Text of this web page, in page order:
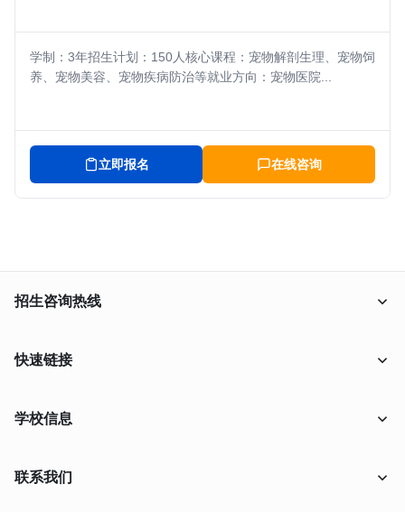
学制：3年招生计划：150人核心课程：宠物解剖生理、宠物饲
养、宠物美容、宠物疾病防治等就业方向：宠物医院...
立即报名 在线咨询
招生咨询热线
18638009556
快速链接
学校信息
联系我们